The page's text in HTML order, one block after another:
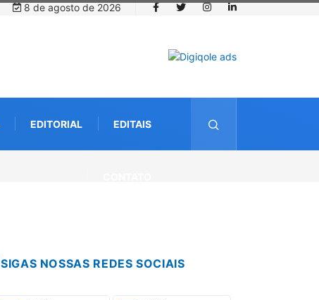
8 de agosto de 2026
EDITORIAL EDITAIS
SIGAS NOSSAS REDES SOCIAIS